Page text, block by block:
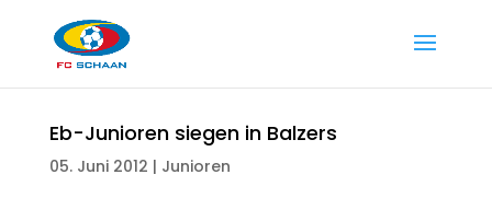
Eb-Junioren siegen in Balzers
05. Juni 2012 | Junioren